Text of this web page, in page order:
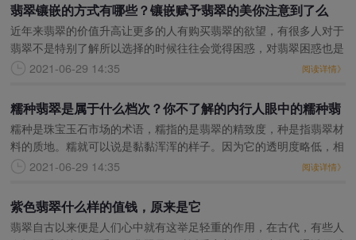
翡翠镶嵌的方式有哪些？镶嵌赋予翡翠的美你注意到了么
（二）
近年来翡翠的价值升高让更多的人有购买翡翠的欲望，有很多人对于
翡翠不是特别了解所以选择的时候往往会觉得困惑，对翡翠困惑也是
正常的，翡翠制作的饰品家族这么大，说是一点困惑也是假的。之前
2021-06-29 14:35 阅读详情》
糯种翡翠是属于什么档次？你不了解的内行人眼中的糯种翡
翠
糯种是珠宝玉石市场的术语，糯指的是翡翠的精致度，种是指翡翠材
料的质地。糯就可以说是黏黏浑浑的样子。因为它的透明度略低，相
对于冰种的透明度要略低，属于半透明， 糯种翡翠的关键的特点就
2021-06-29 14:35 阅读详情》
紫色翡翠什么样的值钱，原来是它
翡翠自古以来便是人们心中就有这举足轻重的作用，在古代，有些人